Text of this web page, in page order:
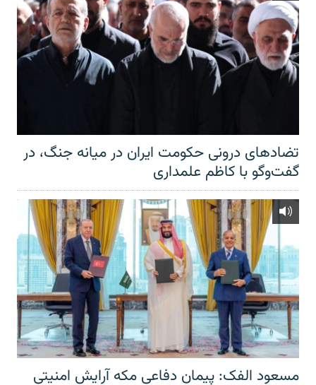
تضادهای درونی حکومت ایران در میانه جنگ، در
گفت‌‌وگو با کاظم علمداری
مسعود الفک: پیمان دفاعی مکه آرایش امنیتی